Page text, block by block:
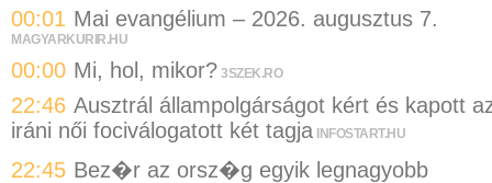
00:01 Mai evangélium – 2026. augusztus 7.
MAGYARKURIR.HU
00:00 Mi, hol, mikor? 3SZEK.RO
22:46 Ausztrál állampolgárságot kért és kapott
iráni női fociválogatott két tagja INFOSTART.HU
22:45 Bez�r az orsz�g egyik legnagyobb